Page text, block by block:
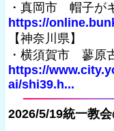
・真岡市 帽子が
https://
【神奈川県】
・横須賀市 蓼原
https://
ai/shi39.h...
2026/5/19統一教